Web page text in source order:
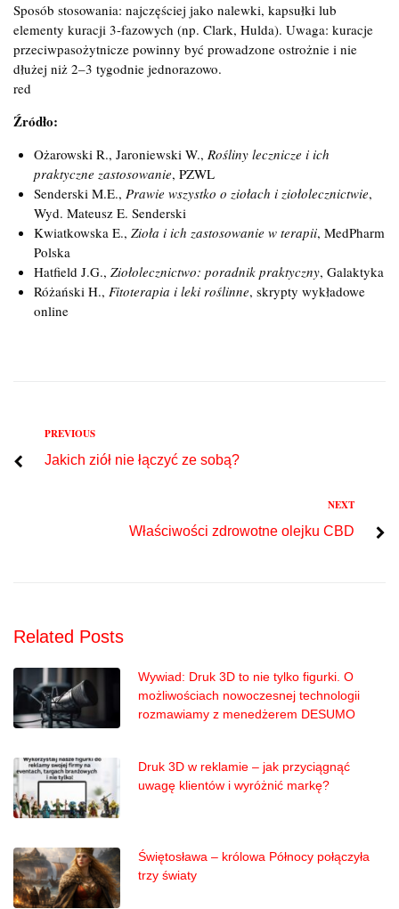
Sposób stosowania: najczęściej jako nalewki, kapsułki lub
elementy kuracji 3-fazowych (np. Clark, Hulda). Uwaga: kuracje
przeciwpasożytnicze powinny być prowadzone ostrożnie i nie
dłużej niż 2–3 tygodnie jednorazowo.
red
Źródło:
Ożarowski R., Jaroniewski W., Rośliny lecznicze i ich
praktyczne zastosowanie, PZWL
Senderski M.E., Prawie wszystko o ziołach i ziołolecznictwie,
Wyd. Mateusz E. Senderski
Kwiatkowska E., Zioła i ich zastosowanie w terapii, MedPharm
Polska
Hatfield J.G., Ziołolecznictwo: poradnik praktyczny, Galaktyka
Różański H., Fitoterapia i leki roślinne, skrypty wykładowe
online
Nawigacja
wpisu
Previous
PREVIOUS
Jakich ziół nie łączyć ze sobą?
NEXT
Właściwości zdrowotne olejku CBD
Related Posts
Wywiad: Druk 3D to nie tylko figurki. O
możliwościach nowoczesnej technologii
rozmawiamy z menedżerem DESUMO
Druk 3D w reklamie – jak przyciągnąć
uwagę klientów i wyróżnić markę?
Świętosława – królowa Północy połączyła
trzy światy